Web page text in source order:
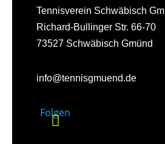
Tennisverein Schwäbisch
Richard-Bullinger Str. 66-70
73527 Schwäbisch Gmünd
info@tennisgmuend.de
Folgen